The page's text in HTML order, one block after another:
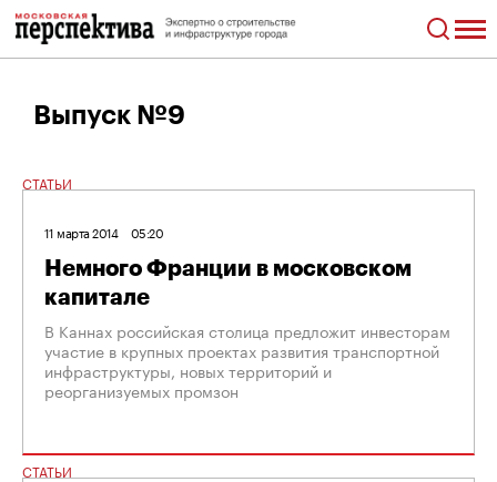
Выпуск №9
СТАТЬИ
11 марта 2014 05:20
Немного Франции в московском
капитале
В Каннах российская столица предложит инвесторам
участие в крупных проектах развития транспортной
инфраструктуры, новых территорий и
реорганизуемых промзон
СТАТЬИ